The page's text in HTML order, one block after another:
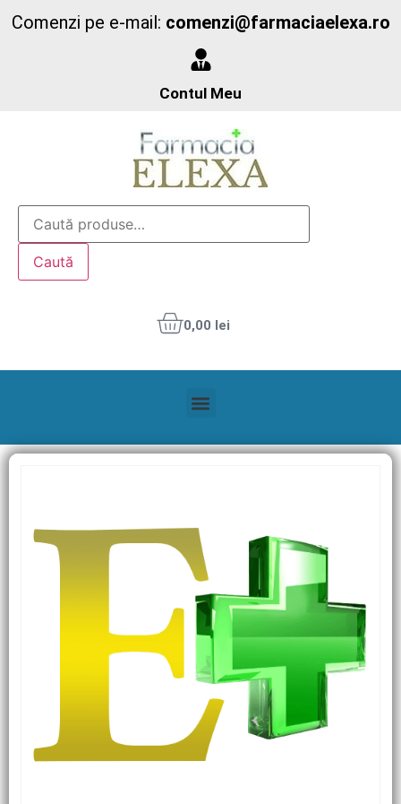
Comenzi pe e-mail: comenzi@farmaciaelexa.ro
Contul Meu
Caută
0,00 lei